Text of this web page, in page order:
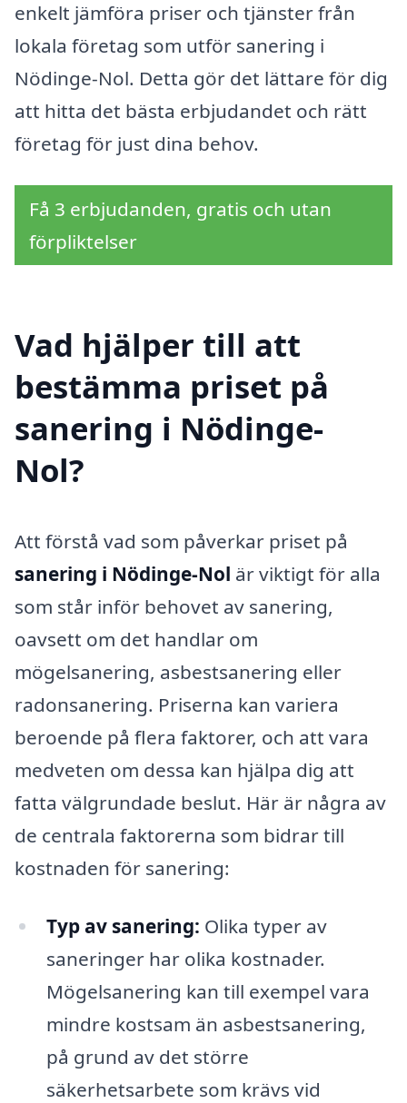
enkelt jämföra priser och tjänster från
lokala företag som utför sanering i
Nödinge-Nol. Detta gör det lättare för dig
att hitta det bästa erbjudandet och rätt
företag för just dina behov.
Få 3 erbjudanden, gratis och utan
förpliktelser
Vad hjälper till att
bestämma priset på
sanering i Nödinge-
Nol?
Att förstå vad som påverkar priset på
sanering i Nödinge-Nol är viktigt för alla
som står inför behovet av sanering,
oavsett om det handlar om
mögelsanering, asbestsanering eller
radonsanering. Priserna kan variera
beroende på flera faktorer, och att vara
medveten om dessa kan hjälpa dig att
fatta välgrundade beslut. Här är några av
de centrala faktorerna som bidrar till
kostnaden för sanering:
Typ av sanering: Olika typer av
saneringer har olika kostnader.
Mögelsanering kan till exempel vara
mindre kostsam än asbestsanering,
på grund av det större
säkerhetsarbete som krävs vid